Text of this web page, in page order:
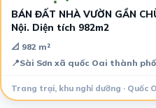
BÁN ĐẤT NHÀ VƯỜN GẦN
Nội. Diện tích 982m2
📐 982 m²
📍Sài Sơn xã quốc Oai thành
Trang trại, khu nghỉ dưỡng · Quốc